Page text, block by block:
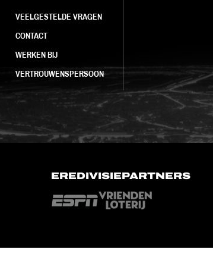
VEELGESTELDE VRAGEN
CONTACT
WERKEN BIJ
VERTROUWENSPERSOON
EREDIVISIEPARTNERS